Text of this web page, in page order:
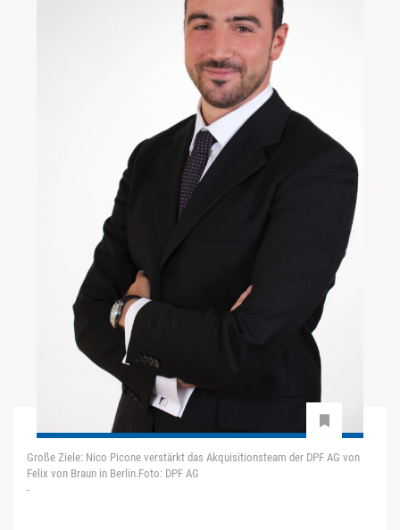
Große Ziele: Nico Picone verstärkt das Akquisitionsteam der DPF AG von
Felix von Braun in Berlin.Foto: DPF AG
-